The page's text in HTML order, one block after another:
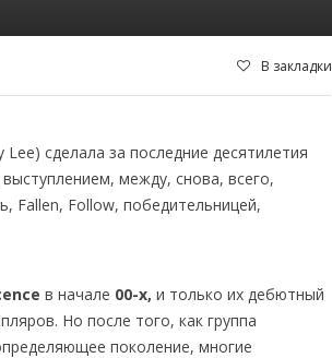
В закладки
в начале 00-х, и только их дебютный
Но после того, как группа
поколение, многие